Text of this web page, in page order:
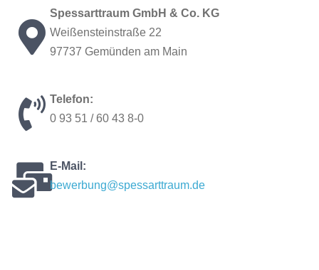
Spessarttraum GmbH & Co. KG
Weißensteinstraße 22
97737 Gemünden am Main
Telefon:
0 93 51 / 60 43 8-0
E-Mail:
bewerbung@spessarttraum.de